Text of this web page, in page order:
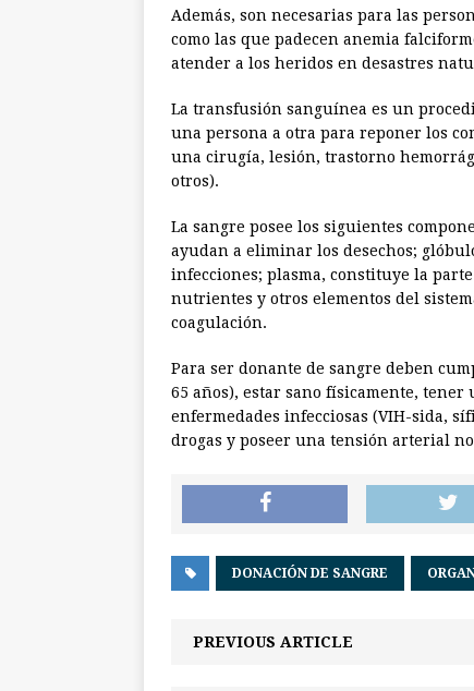
Además, son necesarias para las
como las que padecen anemia
atender a los heridos en desastres
La transfusión sanguínea es un
una persona a otra para reponer los
una cirugía, lesión, trastorno
otros).
La sangre posee los siguientes
ayudan a eliminar los desechos;
infecciones; plasma, constituye la
nutrientes y otros elementos del
coagulación.
Para ser donante de sangre deben
65 años), estar sano físicamente,
enfermedades infecciosas (VIH-sida,
drogas y poseer una tensión arterial
DONACIÓN DE SANGRE
PREVIOUS ARTICLE